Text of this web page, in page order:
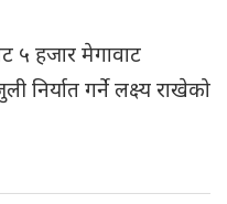
५ हजार मेगावाट
निर्यात गर्ने लक्ष्य राखेको